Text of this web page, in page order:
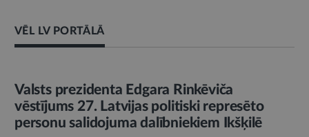
VĒL LV PORTĀLĀ
AMATPERSONAS RUNA
Valsts prezidenta Edgara Rinkēviča
vēstījums 27. Latvijas politiski represēto
personu salidojuma dalībniekiem Ikšķilē